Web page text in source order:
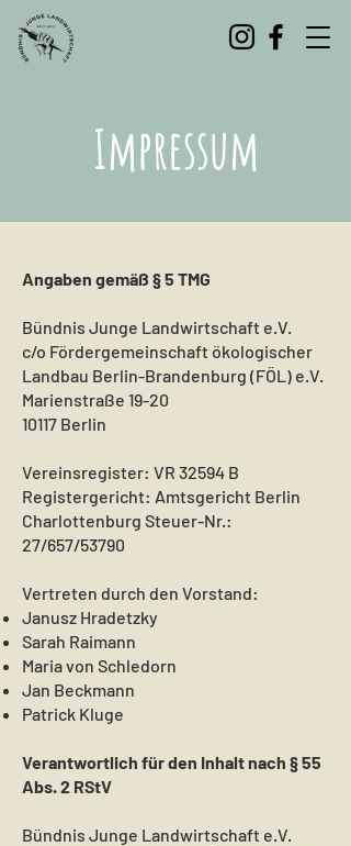
Impressum
Angaben gemäß § 5 TMG
Bündnis Junge Landwirtschaft e.V.
c/o Fördergemeinschaft ökologischer
Landbau Berlin-Brandenburg (FÖL) e.V.
Marienstraße 19-20
10117 Berlin
Vereinsregister: VR 32594 B
Registergericht: Amtsgericht Berlin
Charlottenburg Steuer-Nr.:
27/657/53790
Vertreten durch den Vorstand:
Janusz Hradetzky
Sarah Raimann
Maria von Schledorn
Jan Beckmann
Patrick Kluge
Verantwortlich für den Inhalt nach § 55
Abs. 2 RStV
Bündnis Junge Landwirtschaft e.V.